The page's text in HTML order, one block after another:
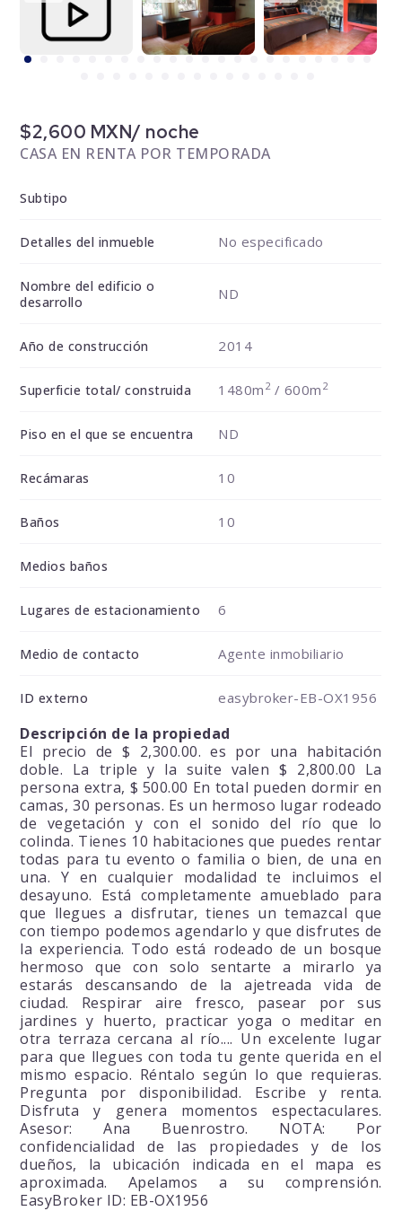
$2,600 MXN/ noche
CASA EN RENTA POR TEMPORADA
Subtipo
Detalles del inmueble No especificado
Nombre del edificio o
desarrollo
ND
Año de construcción 2014
Superficie total/ construida 1480m 2/ 600m 2
Piso en el que se encuentra ND
Recámaras 10
Baños 10
Medios baños
Lugares de estacionamiento 6
Medio de contacto Agente inmobiliario
ID externo easybroker-EB-OX1956
Descripción de la propiedad
El precio de $ 2,300.00. es por una habitación
doble. La triple y la suite valen $ 2,800.00 La
persona extra, $ 500.00 En total pueden dormir en
camas, 30 personas. Es un hermoso lugar rodeado
de vegetación y con el sonido del río que lo
colinda. Tienes 10 habitaciones que puedes rentar
todas para tu evento o familia o bien, de una en
una. Y en cualquier modalidad te incluimos el
desayuno. Está completamente amueblado para
que llegues a disfrutar, tienes un temazcal que
con tiempo podemos agendarlo y que disfrutes de
la experiencia. Todo está rodeado de un bosque
hermoso que con solo sentarte a mirarlo ya
estarás descansando de la ajetreada vida de
ciudad. Respirar aire fresco, pasear por sus
jardines y huerto, practicar yoga o meditar en
otra terraza cercana al río.... Un excelente lugar
para que llegues con toda tu gente querida en el
mismo espacio. Réntalo según lo que requieras.
Pregunta por disponibilidad. Escribe y renta.
Disfruta y genera momentos espectaculares.
Asesor: Ana Buenrostro. NOTA: Por
confidencialidad de las propiedades y de los
dueños, la ubicación indicada en el mapa es
aproximada. Apelamos a su comprensión.
EasyBroker ID: EB-OX1956